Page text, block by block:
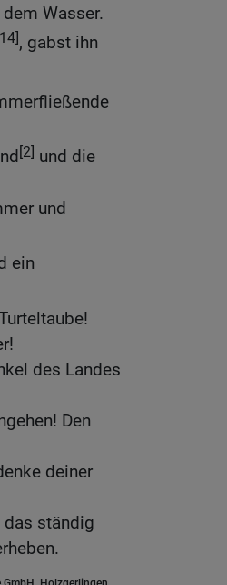
Wasser.
, gabst ihn
[2] und die
und
ein
des Landes
Den
deiner
das ständig